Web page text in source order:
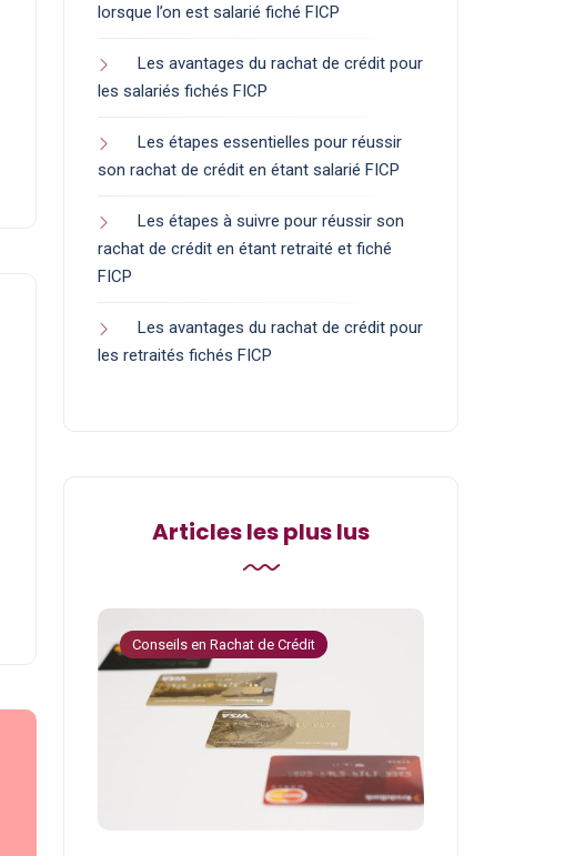
lorsque l’on est salarié fiché FICP
Les avantages du rachat de crédit pour
les salariés fichés FICP
Les étapes essentielles pour réussir
son rachat de crédit en étant salarié FICP
Les étapes à suivre pour réussir son
rachat de crédit en étant retraité et fiché
FICP
Les avantages du rachat de crédit pour
les retraités fichés FICP
Articles les plus lus
Conseils en Rachat de Crédit